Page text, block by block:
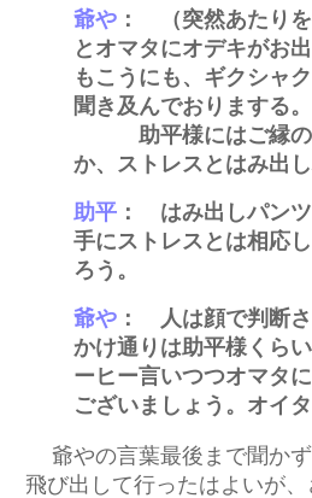
爺や ： （突然あたり
とオマタにオデキがお
もこうにも、ギクシャ
聞き及んでおりまする。
助平様にはご縁のな
か、ストレスとはみ出
助平 ： はみ出しパン
手にストレスとは相応
ろう。
爺や ： 人は顔で判断
かけ通りは助平様くら
ーヒー言いつつオマタ
ございましょう。オ
爺やの言葉最後まで聞か
飛び出して行ったはよいが